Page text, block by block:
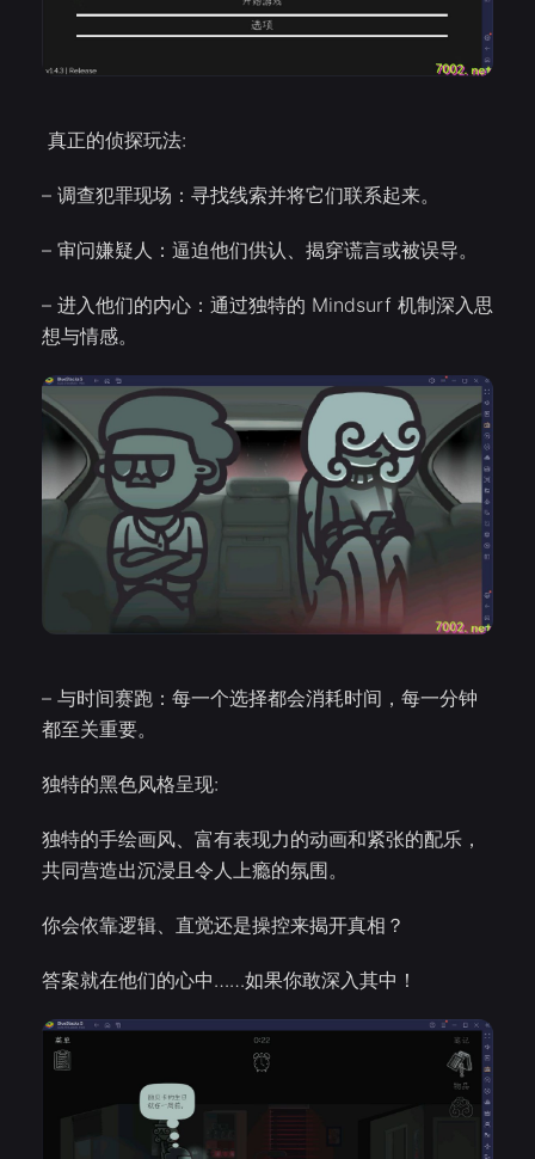
真正的侦探玩法:
– 调查犯罪现场：寻找线索并将它们联系起来。
– 审问嫌疑人：逼迫他们供认、揭穿谎言或被误导。
– 进入他们的内心：通过独特的 Mindsurf 机制深入思
想与情感。
– 与时间赛跑：每一个选择都会消耗时间，每一分钟
都至关重要。
独特的黑色风格呈现:
独特的手绘画风、富有表现力的动画和紧张的配乐，
共同营造出沉浸且令人上瘾的氛围。
你会依靠逻辑、直觉还是操控来揭开真相？
答案就在他们的心中……如果你敢深入其中！